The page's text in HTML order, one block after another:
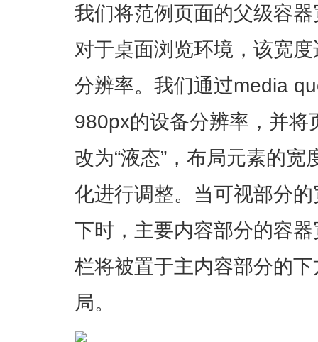
我们将范例页面的父级容
对于桌面浏览环境，该宽
分辨率。我们通过media
980px的设备分辨率，并将
改为“液态”，布局元素的
化进行调整。当可视部分
下时，主要内容部分的容
栏将被置于主内容部分的
局。